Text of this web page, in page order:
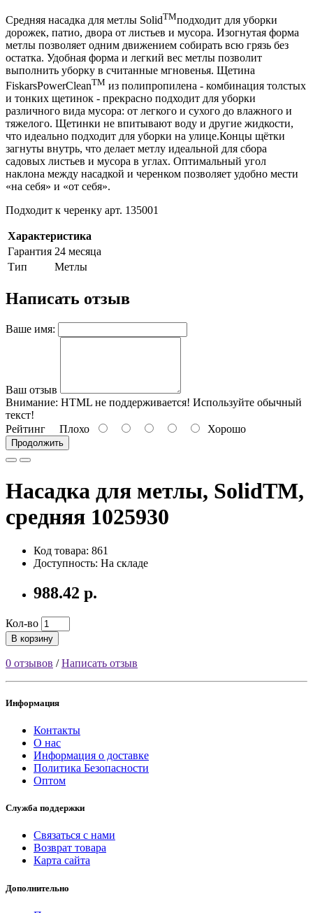
Средняя насадка для метлы SolidTMподходит для уборки
дорожек, патио, двора от листьев и мусора. Изогнутая форма
метлы позволяет одним движением собирать всю грязь без
остатка. Удобная форма и легкий вес метлы позволит
выполнить уборку в считанные мгновенья. Щетина
FiskarsPowerCleanTM из полипропилена - комбинация толстых
и тонких щетинок - прекрасно подходит для уборки
различного вида мусора: от легкого и сухого до влажного и
тяжелого. Щетинки не впитывают воду и другие жидкости,
что идеально подходит для уборки на улице.Концы щётки
загнуты внутрь, что делает метлу идеальной для сбора
садовых листьев и мусора в углах. Оптимальный угол
наклона между насадкой и черенком позволяет удобно мести
«на себя» и «от себя».
Подходит к черенку арт. 135001
Характеристика
Гарантия 24 месяца
Тип
Метлы
Написать отзыв
Ваше имя:
Ваш отзыв
Внимание: HTML не поддерживается! Используйте обычный
текст!
Рейтинг Плохо Хорошо
Продолжить
Насадка для метлы, SolidTM,
средняя 1025930
Код товара: 861
Доступность: На складе
988.42 р.
Кол-во
В корзину
0 отзывов /Написать отзыв
Информация
Контакты
О нас
Информация о доставке
Политика Безопасности
Оптом
Служба поддержки
Связаться с нами
Возврат товара
Карта сайта
Дополнительно